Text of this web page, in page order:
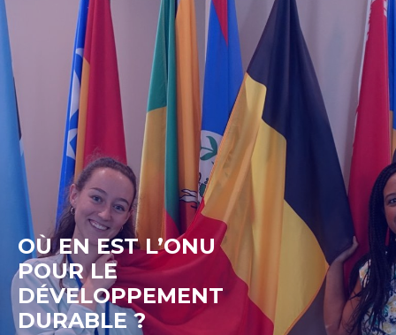
OÙ EN EST L’ONU
POUR LE
DÉVELOPPEMENT
DURABLE ?